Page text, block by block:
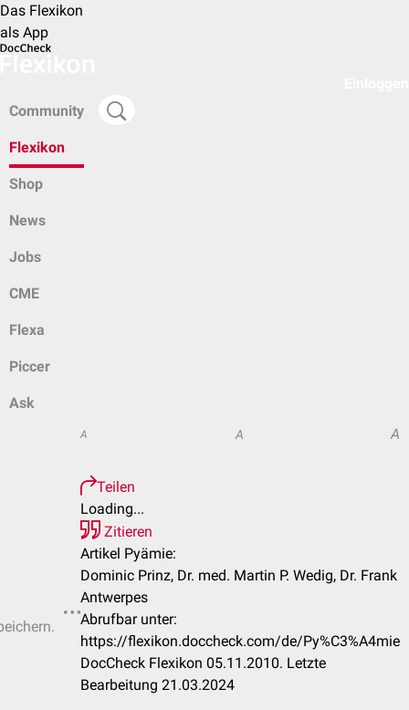
Das Flexikon
als App
Community
Flexikon
Shop
News
Jobs
CME
Flexa
Piccer
Ask
A A A
Teilen
Loading...
Zitieren
Artikel Pyämie:
Dominic Prinz, Dr. med. Martin P. Wedig, Dr. Frank
Antwerpes
Abrufbar unter:
https://flexikon.doccheck.com/de/Py%C3%A4mie
DocCheck Flexikon 05.11.2010. Letzte
Bearbeitung 21.03.2024